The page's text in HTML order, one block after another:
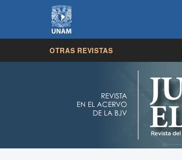
OTRAS REVISTAS